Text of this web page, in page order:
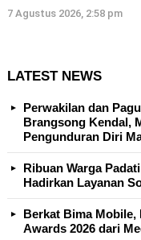
7 Agustus 2026, 2:58 pm
LATEST NEWS
Perwakilan dan
Brangsong Kendal,
Pengunduran Diri
Ribuan Warga
Hadirkan Layanan
Berkat Bima Mobile,
Awards 2026 dari